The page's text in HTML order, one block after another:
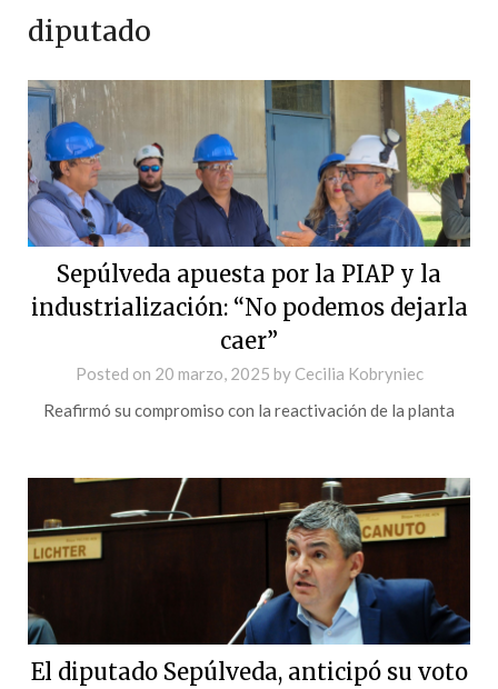
diputado
Sepúlveda apuesta por la PIAP y la
industrialización: “No podemos dejarla
caer”
Posted on 20 marzo, 2025 by Cecilia Kobryniec
Reafirmó su compromiso con la reactivación de la planta
El diputado Sepúlveda, anticipó su voto